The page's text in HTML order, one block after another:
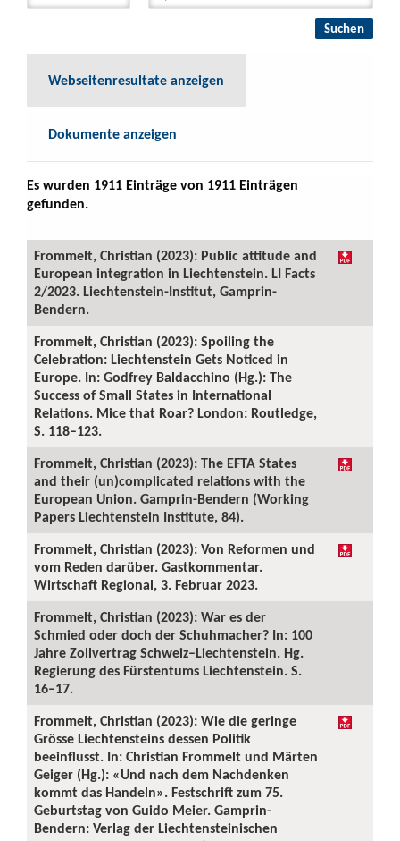
Webseitenresultate anzeigen
Dokumente anzeigen
Es wurden 1911 Einträge von 1911 Einträgen
gefunden.
Frommelt, Christian (2023): Public attitude and
European integration in Liechtenstein. LI Facts
2/2023. Liechtenstein-Institut, Gamprin-
Bendern.
Frommelt, Christian (2023): Spoiling the
Celebration: Liechtenstein Gets Noticed in
Europe. In: Godfrey Baldacchino (Hg.): The
Success of Small States in International
Relations. Mice that Roar? London: Routledge,
S. 118–123.
Frommelt, Christian (2023): The EFTA States
and their (un)complicated relations with the
European Union. Gamprin-Bendern (Working
Papers Liechtenstein Institute, 84).
Frommelt, Christian (2023): Von Reformen und
vom Reden darüber. Gastkommentar.
Wirtschaft Regional, 3. Februar 2023.
Frommelt, Christian (2023): War es der
Schmied oder doch der Schuhmacher? In: 100
Jahre Zollvertrag Schweiz–Liechtenstein. Hg.
Regierung des Fürstentums Liechtenstein. S.
16–17.
Frommelt, Christian (2023): Wie die geringe
Grösse Liechtensteins dessen Politik
beeinflusst. In: Christian Frommelt und Märten
Geiger (Hg.): «Und nach dem Nachdenken
kommt das Handeln». Festschrift zum 75.
Geburtstag von Guido Meier. Gamprin-
Bendern: Verlag der Liechtensteinischen